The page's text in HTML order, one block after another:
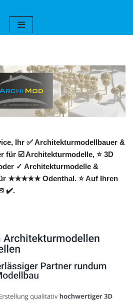
Ihr ✅ Architekturmodellbauer &
für ☑️ Architekturmodelle, ⭐ 3D
✓ Architekturmodelle &
★★★★★ Odenthal. ⭐ Auf Ihren
✔️.